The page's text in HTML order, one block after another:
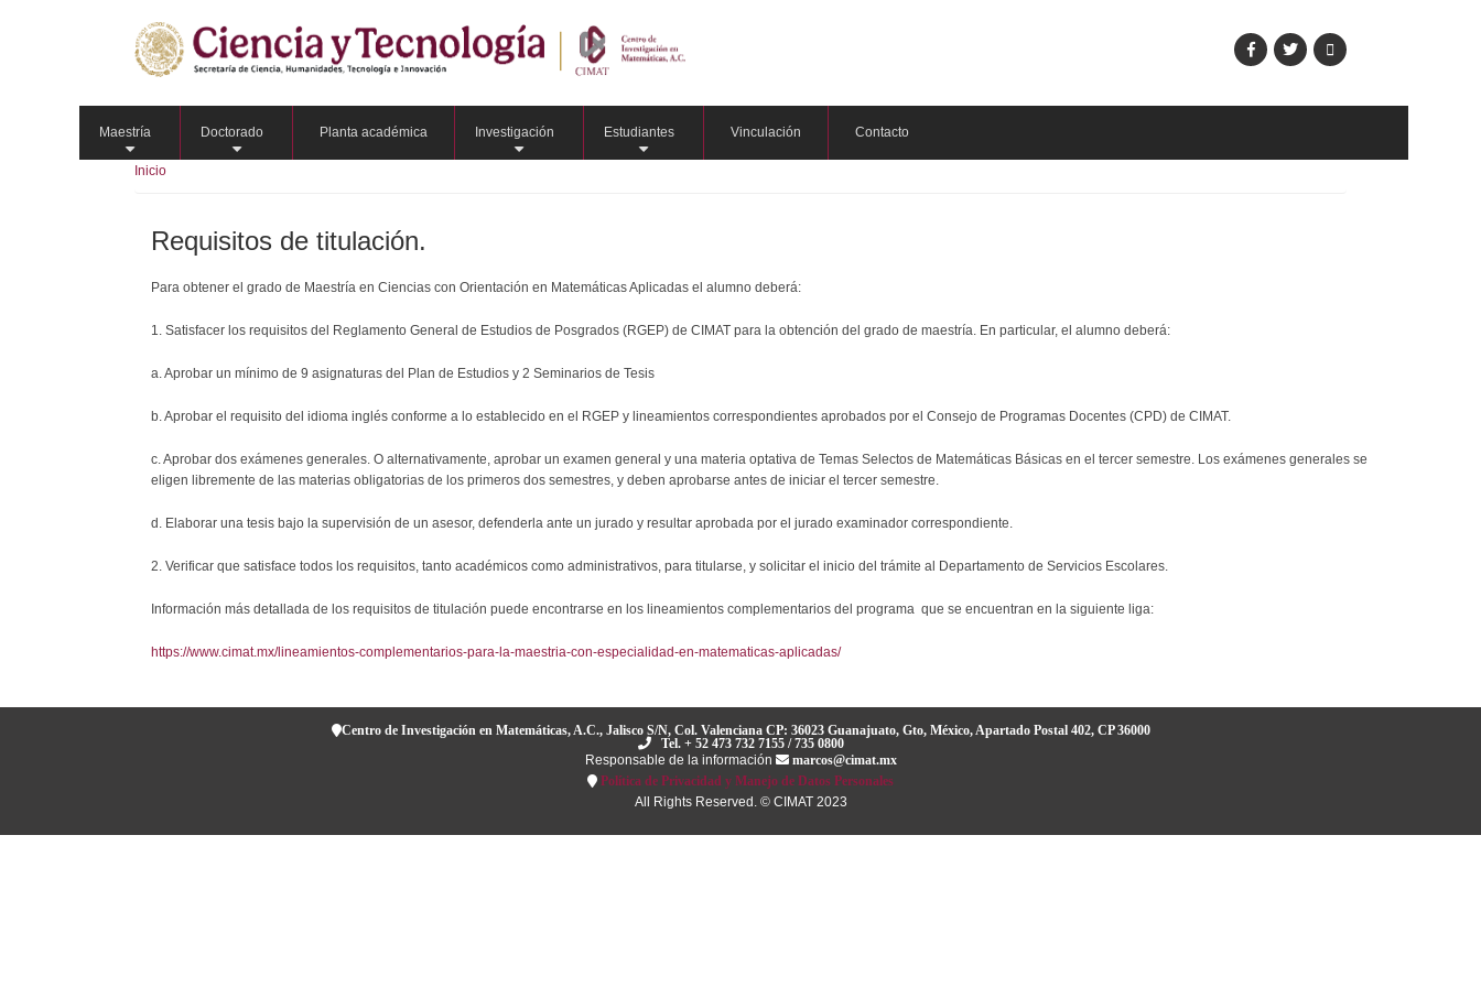
+
Maestría
+
Doctorado Planta académica
+
Investigación
+
Estudiantes Vinculación Contacto
Inicio
Requisitos de titulación.
Para obtener el grado de Maestría en Ciencias con Orientación en Matemáticas Aplicadas el alumno deberá:
1. Satisfacer los requisitos del Reglamento General de Estudios de Posgrados (RGEP) de CIMAT para la obtención del grado de maestría. En particular, el alumno deberá:
a. Aprobar un mínimo de 9 asignaturas del Plan de Estudios y 2 Seminarios de Tesis
b. Aprobar el requisito del idioma inglés conforme a lo establecido en el RGEP y lineamientos correspondientes aprobados por el Consejo de Programas Docentes (CPD) de CIMAT.
c. Aprobar dos exámenes generales. O alternativamente, aprobar un examen general y una materia optativa de Temas Selectos de Matemáticas Básicas en el tercer semestre. Los exámenes generales se
eligen libremente de las materias obligatorias de los primeros dos semestres, y deben aprobarse antes de iniciar el tercer semestre.
d. Elaborar una tesis bajo la supervisión de un asesor, defenderla ante un jurado y resultar aprobada por el jurado examinador correspondiente.
2. Verificar que satisface todos los requisitos, tanto académicos como administrativos, para titularse, y solicitar el inicio del trámite al Departamento de Servicios Escolares.
Información más detallada de los requisitos de titulación puede encontrarse en los lineamientos complementarios del programa que se encuentran en la siguiente liga:
https://www.cimat.mx/lineamientos-complementarios-para-la-maestria-con-especialidad-en-matematicas-aplicadas/
Centro de Investigación en Matemáticas, A.C., Jalisco S/N, Col. Valenciana CP: 36023 Guanajuato, Gto, México, Apartado Postal 402, CP 36000
Tel. + 52 473 732 7155 / 735 0800
Responsable de la información
marcos@cimat.mx
Política de Privacidad y Manejo de Datos Personales
All Rights Reserved. © CIMAT 2023